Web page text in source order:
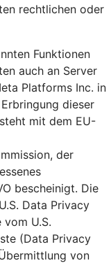
rechtlichen oder
Funktionen
auch an Server
Platforms Inc. in
dieser
mit dem EU-
der
bescheinigt. Die
Data Privacy
U.S.
(Data Privacy
von